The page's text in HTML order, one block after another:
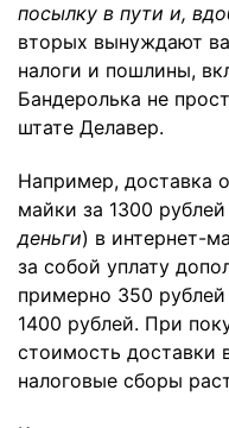
посылку в пути и,
вторых вынуждают
налоги и пошлины,
Бандеролька не
штате Делавер.
Например, доставка
майки за 1300 рублей
деньги) в интернет-
за собой уплату
примерно 350
1400 рублей. При
стоимость доставки
налоговые сборы